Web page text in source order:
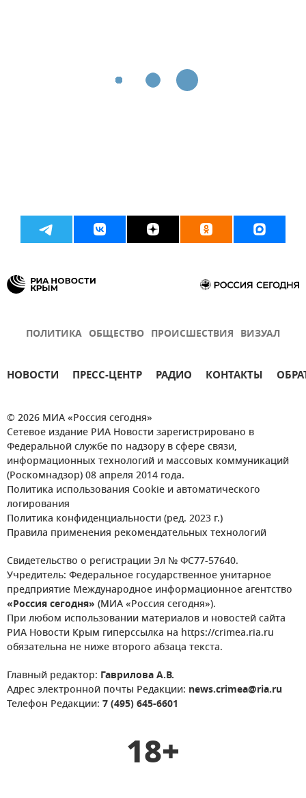
ПОЛИТИКА ОБЩЕСТВО ПРОИСШЕСТВИЯ ВИЗУАЛ
НОВОСТИ ПРЕСС-ЦЕНТР РАДИО КОНТАКТЫ
© 2026 МИА «Россия сегодня»
Сетевое издание РИА Новости зарегистрировано в
Федеральной службе по надзору в сфере связи,
информационных технологий и массовых коммуникаций
(Роскомнадзор) 08 апреля 2014 года.
Политика использования Cookie и автоматического
логирования
Политика конфиденциальности (ред. 2023 г.)
Правила применения рекомендательных технологий
Свидетельство о регистрации Эл № ФС77-57640.
Учредитель: Федеральное государственное унитарное
предприятие Международное информационное агентство
«Россия сегодня» (МИА «Россия сегодня»).
При любом использовании материалов и новостей сайта
РИА Новости Крым гиперссылка на https://crimea.ria.ru
обязательна не ниже второго абзаца текста.
Главный редактор: Гаврилова А.В.
Адрес электронной почты Редакции: news.crimea@ria.ru
Телефон Редакции: 7 (495) 645-6601
18+